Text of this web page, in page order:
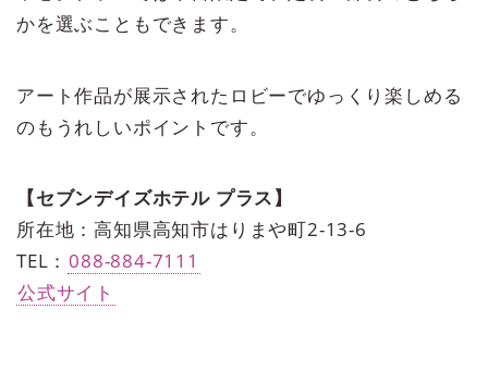
かを選ぶこともできます。
アート作品が展示されたロビーでゆっくり楽しめる
のもうれしいポイントです。
【セブンデイズホテル プラス】
所在地：高知県高知市はりまや町2-13-6
TEL： 088-884-7111
公式サイト